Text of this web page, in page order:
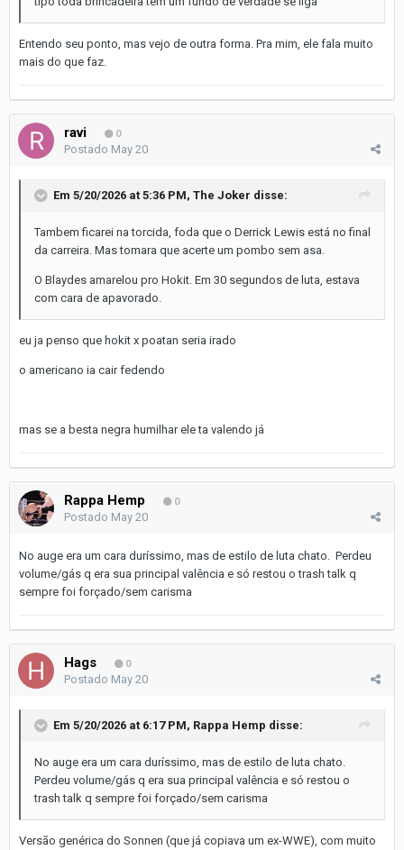
Entendo seu ponto, mas vejo de outra forma. Pra mim, ele fala muito
mais do que faz.
ravi 0
Postado May 20
Em 5/20/2026 at 5:36 PM, The Joker disse:
Tambem ficarei na torcida, foda que o Derrick Lewis está no final
da carreira. Mas tomara que acerte um pombo sem asa.
O Blaydes amarelou pro Hokit. Em 30 segundos de luta, estava
com cara de apavorado.
eu ja penso que hokit x poatan seria irado
o americano ia cair fedendo
mas se a besta negra humilhar ele ta valendo já
Rappa Hemp 0
Postado May 20
No auge era um cara duríssimo, mas de estilo de luta chato. Perdeu
volume/gás q era sua principal valência e só restou o trash talk q
sempre foi forçado/sem carisma
Hags 0
Postado May 20
Em 5/20/2026 at 6:17 PM, Rappa Hemp disse:
No auge era um cara duríssimo, mas de estilo de luta chato.
Perdeu volume/gás q era sua principal valência e só restou o
trash talk q sempre foi forçado/sem carisma
Versão genérica do Sonnen (que já copiava um ex-WWE), com muito